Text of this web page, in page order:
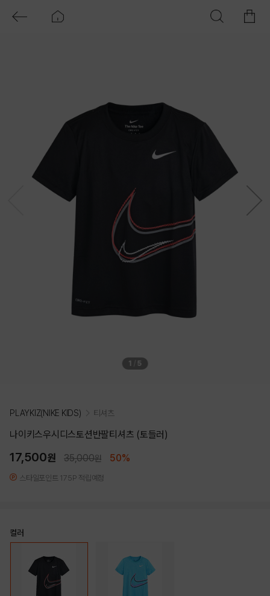
1 5
PLAYKIZ(NIKE KIDS) 티셔츠
나이키스우시디스토션반팔티셔츠 (토들러)
17,500원 35,000원 50%
스타일포인트 175P 적립예정
컬러